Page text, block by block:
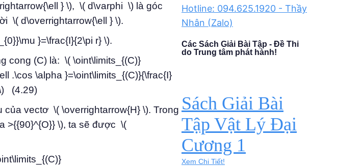
} \), \( d\varphi \) là góc
\( d\overrightarrow{\ell } \).
}=\frac{I}{2\pi r} \).
cong (C) là: \( \oint\limits_{(C)}
.\cos \alpha }=\oint\limits_{(C)}{\frac{I}
\) (4.29)
vectơ \( \overrightarrow{H} \). Trong
>{{90}^{O}} \), ta sẽ được \(
Hotline: 094.625.1920 - Thầy
Nhân (Zalo)
Các Sách Giải Bài Tập - Đề Thi
do Trung tâm phát hành!
Sách Giải Bài
Tập Vật Lý Đại
Cương 1
Xem Chi Tiết!